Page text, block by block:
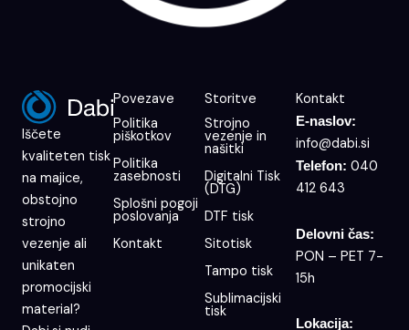
Iščete
kvaliteten tisk
na majice,
obstojno
strojno
vezenje ali
unikaten
promocijski
material?
Povezave
Politika
piškotkov
Politika
zasebnosti
Splošni pogoji
poslovanja
Kontakt
Storitve
Strojno
vezenje in
našitki
Digitalni Tisk
(DTG)
DTF tisk
Sitotisk
Tampo tisk
Sublimacijski
tisk
Kontakt
E-naslov:
info@dabi.si
Telefon: 040
412 643
Delovni čas:
PON – PET 7-
15h
Lokacija: